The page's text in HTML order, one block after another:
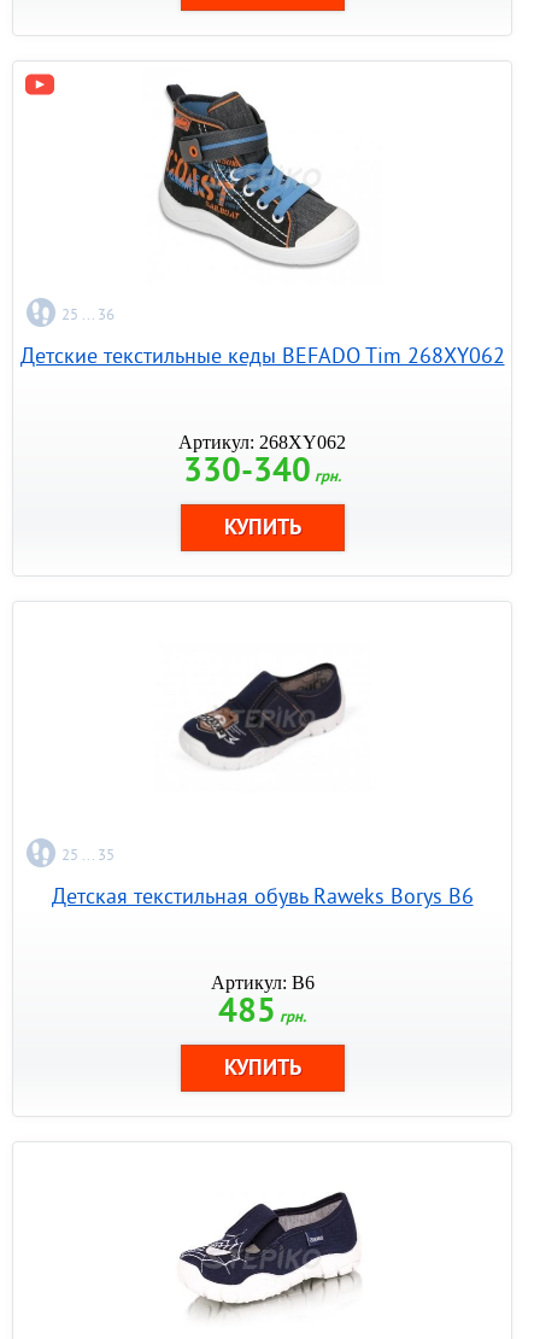
25 ... 36
Детские текстильные кеды BEFADO Tim 268XY062
Артикул: 268XY062
330-340 грн.
25 ... 35
Детская текстильная обувь Raweks Borys B6
Артикул: B6
485 грн.